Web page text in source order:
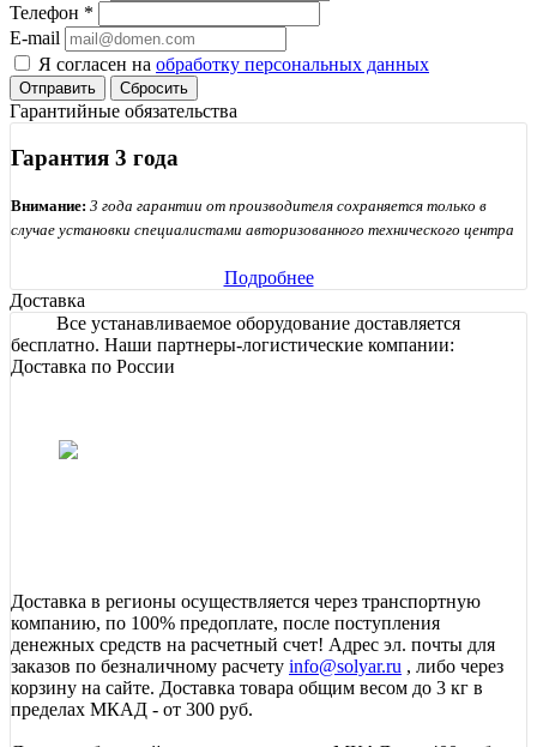
Телефон *
E-mail
Я согласен на обработку персональных данных
Сбросить
Гарантийные обязательства
Гарантия 3 года
Внимание: 3 года гарантии от производителя сохраняется только в
случае установки специалистами авторизованного технического центра
Подробнее
Доставка
Все устанавливаемое оборудование доставляется
бесплатно. Наши партнеры-логистические компании:
Доставка по России
Доставка в регионы осуществляется через транспортную
компанию, по 100% предоплате, после поступления
денежных средств на расчетный счет! Адрес эл. почты для
заказов по безналичному расчету info@solyar.ru , либо через
корзину на сайте. Доставка товара общим весом до 3 кг в
пределах МКАД - от 300 руб.